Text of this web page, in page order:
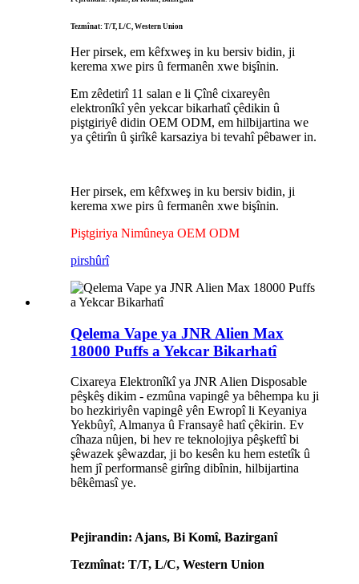
Tezmînat: T/T, L/C, Western Union
Her pirsek, em kêfxweş in ku bersiv bidin, ji
kerema xwe pirs û fermanên xwe bişînin.
Em zêdetirî 11 salan e li Çînê cixareyên
elektronîkî yên yekcar bikarhatî çêdikin û
piştgiriyê didin OEM ODM, em hilbijartina we
ya çêtirîn û şirîkê karsaziya bi tevahî pêbawer in.
Her pirsek, em kêfxweş in ku bersiv bidin, ji
kerema xwe pirs û fermanên xwe bişînin.
Piştgiriya Nimûneya OEM ODM
pirshûrî
Qelema Vape ya JNR Alien Max
18000 Puffs a Yekcar Bikarhatî
Cixareya Elektronîkî ya JNR Alien Disposable
pêşkêş dikim - ezmûna vapingê ya bêhempa ku ji
bo hezkiriyên vapingê yên Ewropî li Keyaniya
Yekbûyî, Almanya û Fransayê hatî çêkirin. Ev
cîhaza nûjen, bi hev re teknolojiya pêşkeftî bi
şêwazek şêwazdar, ji bo kesên ku hem estetîk û
hem jî performansê girîng dibînin, hilbijartina
bêkêmasî ye.
Pejirandin: Ajans, Bi Komî, Bazirganî
Tezmînat: T/T, L/C, Western Union